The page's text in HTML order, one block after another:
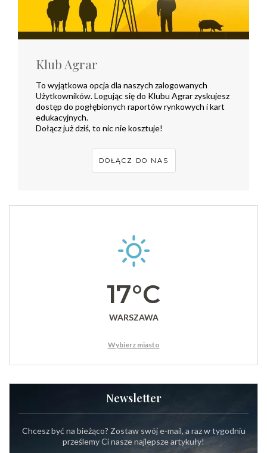
Klub Agrar
To wyjątkowa opcja dla naszych zalogowanych
Użytkowników. Logując się do Klubu Agrar zyskujesz
dostęp do pogłębionych raportów rynkowych i kart
edukacyjnych.
Dołącz już dziś, to nic nie kosztuje!
DOŁĄCZ DO NAS
17°C
WARSZAWA
Wybierz miasto
Newsletter
Chcesz być na bieżąco? Zostaw swój e-mail, a raz w tygodniu
prześlemy Ci nasze najlepsze artykuły!